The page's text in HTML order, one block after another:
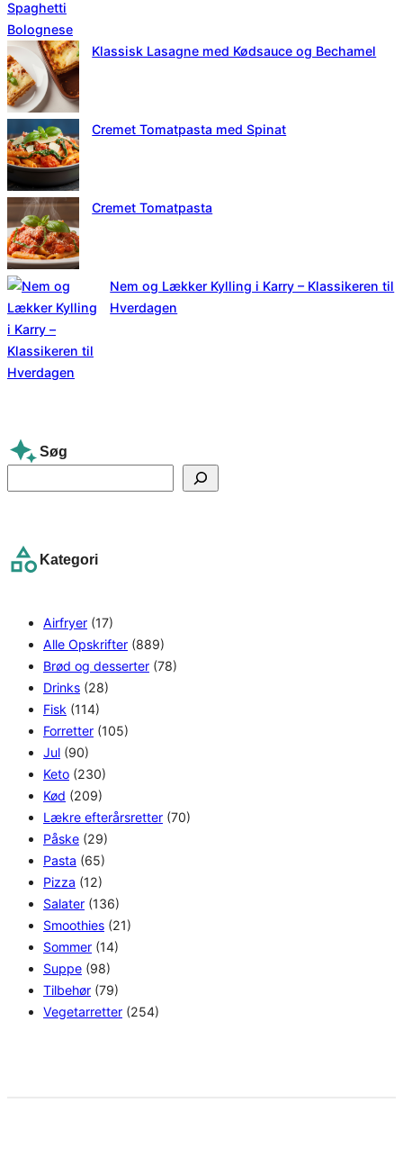
Klassisk Lasagne med Kødsauce og Bechamel
Cremet Tomatpasta med Spinat
Cremet Tomatpasta
Nem og Lækker Kylling i Karry – Klassikeren til
Hverdagen
Søg
e
c
Kategori
Airfryer (17)
Alle Opskrifter (889)
Brød og desserter (78)
Drinks (28)
Fisk (114)
Forretter (105)
Jul (90)
Keto (230)
Kød (209)
Lækre efterårsretter (70)
Påske (29)
Pasta (65)
Pizza (12)
Salater (136)
Smoothies (21)
Sommer (14)
Suppe (98)
Tilbehør (79)
Vegetarretter (254)